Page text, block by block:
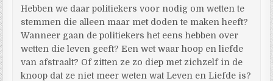
Hebben we daar politiekers voor nodig om wetten te
stemmen die alleen maar met doden te maken heeft?
Wanneer gaan de politiekers het eens hebben over
wetten die leven geeft? Een wet waar hoop en liefde
van afstraalt? Of zitten ze zo diep met zichzelf in de
knoop dat ze niet meer weten wat Leven en Liefde is?